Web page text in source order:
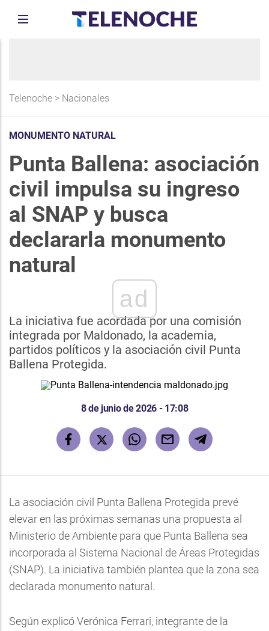
Telenoche > Nacionales
MONUMENTO NATURAL
Punta Ballena: asociación
civil impulsa su ingreso
al SNAP y busca
declararla monumento
natural
ad
La iniciativa fue acordada por una comisión
integrada por Maldonado, la academia,
partidos políticos y la asociación civil Punta
Ballena Protegida.
8 de junio de 2026 - 17:08
La asociación civil Punta Ballena Protegida prevé
elevar en las próximas semanas una propuesta al
Ministerio de Ambiente para que Punta Ballena sea
incorporada al Sistema Nacional de Áreas Protegidas
(SNAP). La iniciativa también plantea que la zona sea
declarada monumento natural.
Según explicó Verónica Ferrari, integrante de la